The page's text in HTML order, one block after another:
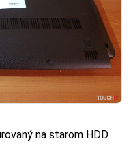
na starom HDD